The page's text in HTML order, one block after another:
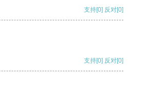
支持[0] 反对[0]
支持[0] 反对[0]